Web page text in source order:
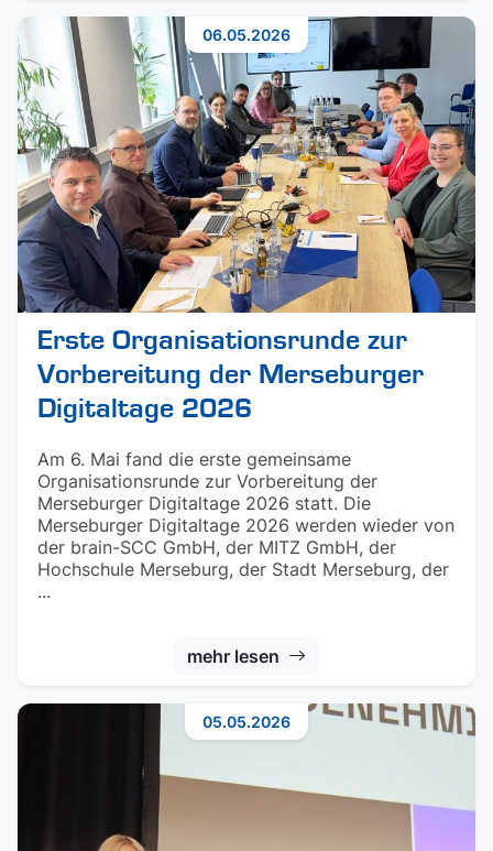
Erste Organisationsrunde zur
Vorbereitung der Merseburger
Digitaltage 2026
Am 6. Mai fand die erste gemeinsame
Organisationsrunde zur Vorbereitung der
Merseburger Digitaltage 2026 statt. Die
Merseburger Digitaltage 2026 werden wieder von
der brain-SCC GmbH, der MITZ GmbH, der
Hochschule Merseburg, der Stadt Merseburg, der
...
mehr lesen
06.05.2026
05.05.2026